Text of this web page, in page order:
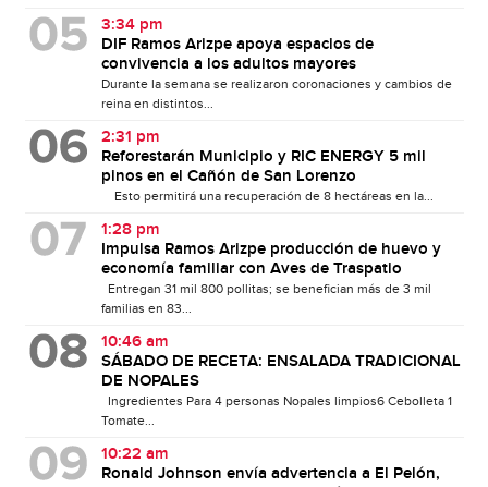
3:34 pm
DIF Ramos Arizpe apoya espacios de
convivencia a los adultos mayores
Durante la semana se realizaron coronaciones y cambios de
reina en distintos...
2:31 pm
Reforestarán Municipio y RIC ENERGY 5 mil
pinos en el Cañón de San Lorenzo
Esto permitirá una recuperación de 8 hectáreas en la...
1:28 pm
Impulsa Ramos Arizpe producción de huevo y
economía familiar con Aves de Traspatio
Entregan 31 mil 800 pollitas; se benefician más de 3 mil
familias en 83...
10:46 am
SÁBADO DE RECETA: ENSALADA TRADICIONAL
DE NOPALES
Ingredientes Para 4 personas Nopales limpios6 Cebolleta 1
Tomate...
10:22 am
Ronald Johnson envía advertencia a El Pelón,